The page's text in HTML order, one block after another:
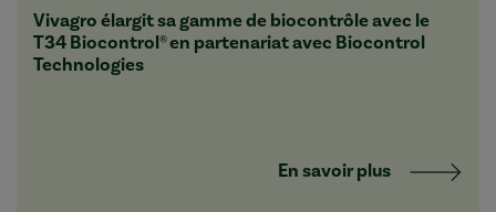
Vivagro élargit sa gamme de biocontrôle avec le
T34 Biocontrol® en partenariat avec Biocontrol
Technologies
En savoir plus